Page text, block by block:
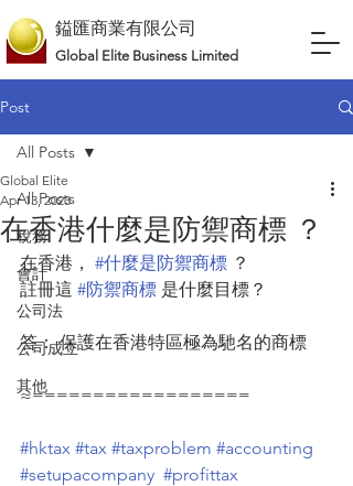
鎰匯商業有限公司
Global Elite Business Limited
Post
All Posts
稅務
會計
公司法
公司成立
其他
All Posts
在香港什麼是防禦商標 ？
Global Elite
Apr 13, 2023
在香港， #什麼是防禦商標 ？
註冊這 #防禦商標 是什麼目標？
答： 保護在香港特區極為馳名的商標
≈==================
#hktax #tax #taxproblem #accounting
#setupacompany #profittax